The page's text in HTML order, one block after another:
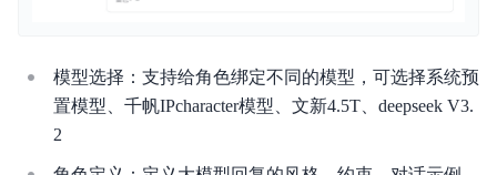
模型选择：支持给角色绑定不同的模型，可选择系统预
置模型、千帆IPcharacter模型、文新4.5T、deepseek V3.
2